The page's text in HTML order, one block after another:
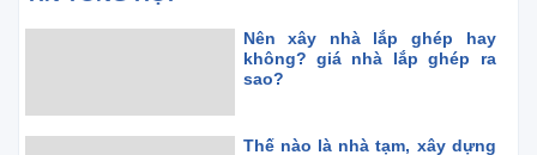
Nên xây nhà lắp ghép hay
không? giá nhà lắp ghép ra
sao?
Thế nào là nhà tạm, xây dựng